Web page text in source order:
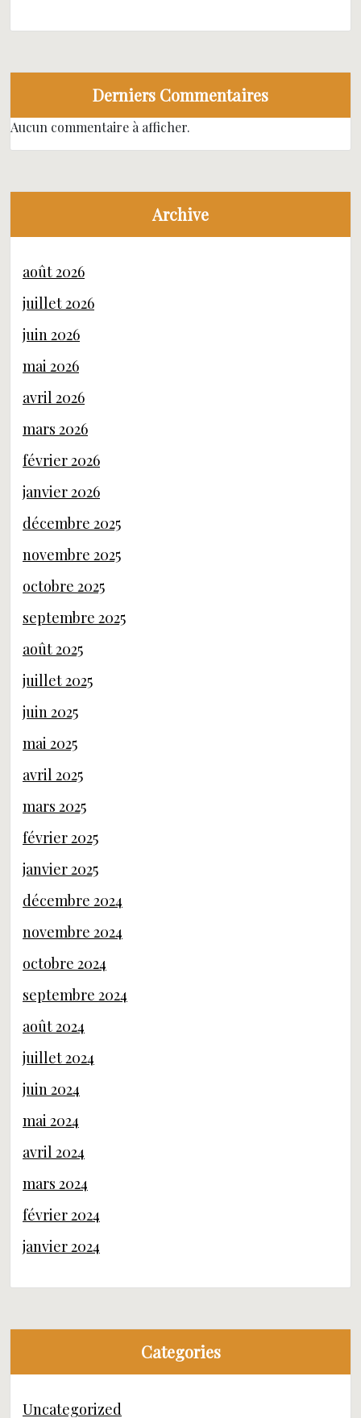
Derniers Commentaires
Aucun commentaire à afficher.
Archive
août 2026
juillet 2026
juin 2026
mai 2026
avril 2026
mars 2026
février 2026
janvier 2026
décembre 2025
novembre 2025
octobre 2025
septembre 2025
août 2025
juillet 2025
juin 2025
mai 2025
avril 2025
mars 2025
février 2025
janvier 2025
décembre 2024
novembre 2024
octobre 2024
septembre 2024
août 2024
juillet 2024
juin 2024
mai 2024
avril 2024
mars 2024
février 2024
janvier 2024
Categories
Uncategorized